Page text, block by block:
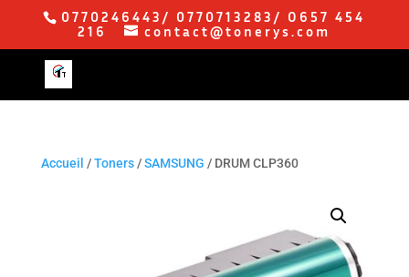
0770246443/ 0770713283/ O657 454
216
contact@tonerys.com
Accueil /Toners/SAMSUNG / DRUM CLP360